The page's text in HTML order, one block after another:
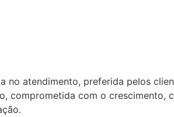
no atendimento, preferida pelos
comprometida com o crescimento,